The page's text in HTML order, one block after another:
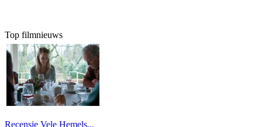
Top filmnieuws
Recensie Vele Hemels...